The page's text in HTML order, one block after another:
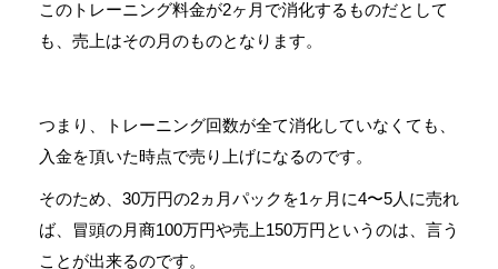
このトレーニング料金が2ヶ月で消化するものだとして
も、売上はその月のものとなります。
つまり、トレーニング回数が全て消化していなくても、
入金を頂いた時点で売り上げになるのです。
そのため、30万円の2ヵ月パックを1ヶ月に4〜5人に売れ
ば、冒頭の月商100万円や売上150万円というのは、言う
ことが出来るのです。